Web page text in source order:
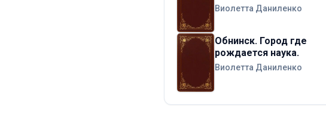
Виолетта Даниленко
Обнинск. Город где
рождается наука.
Виолетта Даниленко